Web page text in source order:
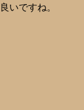
いですね。